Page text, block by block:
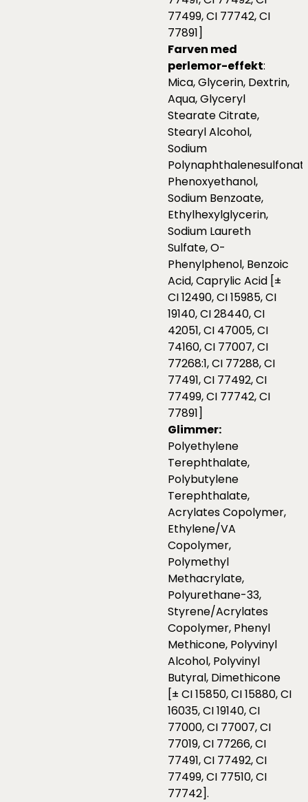
77499, CI 77742, CI
77891]
Farven med
perlemor-effekt:
Mica, Glycerin, Dextrin,
Aqua, Glyceryl
Stearate Citrate,
Stearyl Alcohol,
Sodium
Phenoxyethanol,
Sodium Benzoate,
Ethylhexylglycerin,
Sodium Laureth
Sulfate, O-
Phenylphenol, Benzoic
Acid, Caprylic Acid [±
CI 12490, CI 15985, CI
19140, CI 28440, CI
42051, CI 47005, CI
74160, CI 77007, CI
77268:1, CI 77288, CI
77491, CI 77492, CI
77499, CI 77742, CI
77891]
Glimmer:
Polyethylene
Terephthalate,
Polybutylene
Terephthalate,
Acrylates Copolymer,
Ethylene/VA
Copolymer,
Polymethyl
Methacrylate,
Polyurethane-33,
Styrene/Acrylates
Copolymer, Phenyl
Methicone, Polyvinyl
Alcohol, Polyvinyl
Butyral, Dimethicone
[± CI 15850, CI 15880, CI
16035, CI 19140, CI
77000, CI 77007, CI
77019, CI 77266, CI
77491, CI 77492, CI
77499, CI 77510, CI
77742].